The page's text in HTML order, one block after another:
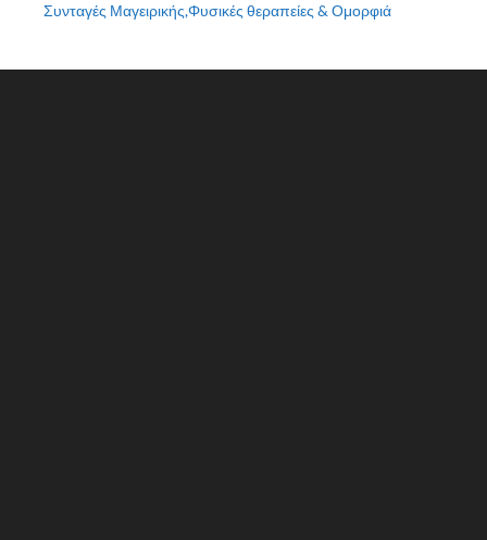
Συνταγές Μαγειρικής,Φυσικές θεραπείες & Ομορφιά